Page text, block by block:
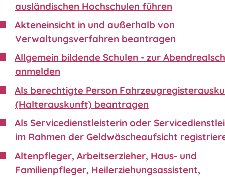
ausländischen Hochschulen führen
Akteneinsicht in und außerhalb von
Verwaltungsverfahren beantragen
Allgemein bildende Schulen - zur
anmelden
Als berechtigte Person
(Halterauskunft) beantragen
Als Servicedienstleisterin oder
im Rahmen der Geldwäscheaufsicht
Altenpfleger, Arbeitserzieher, Haus- und
Familienpfleger, Heilerziehungsassistent,